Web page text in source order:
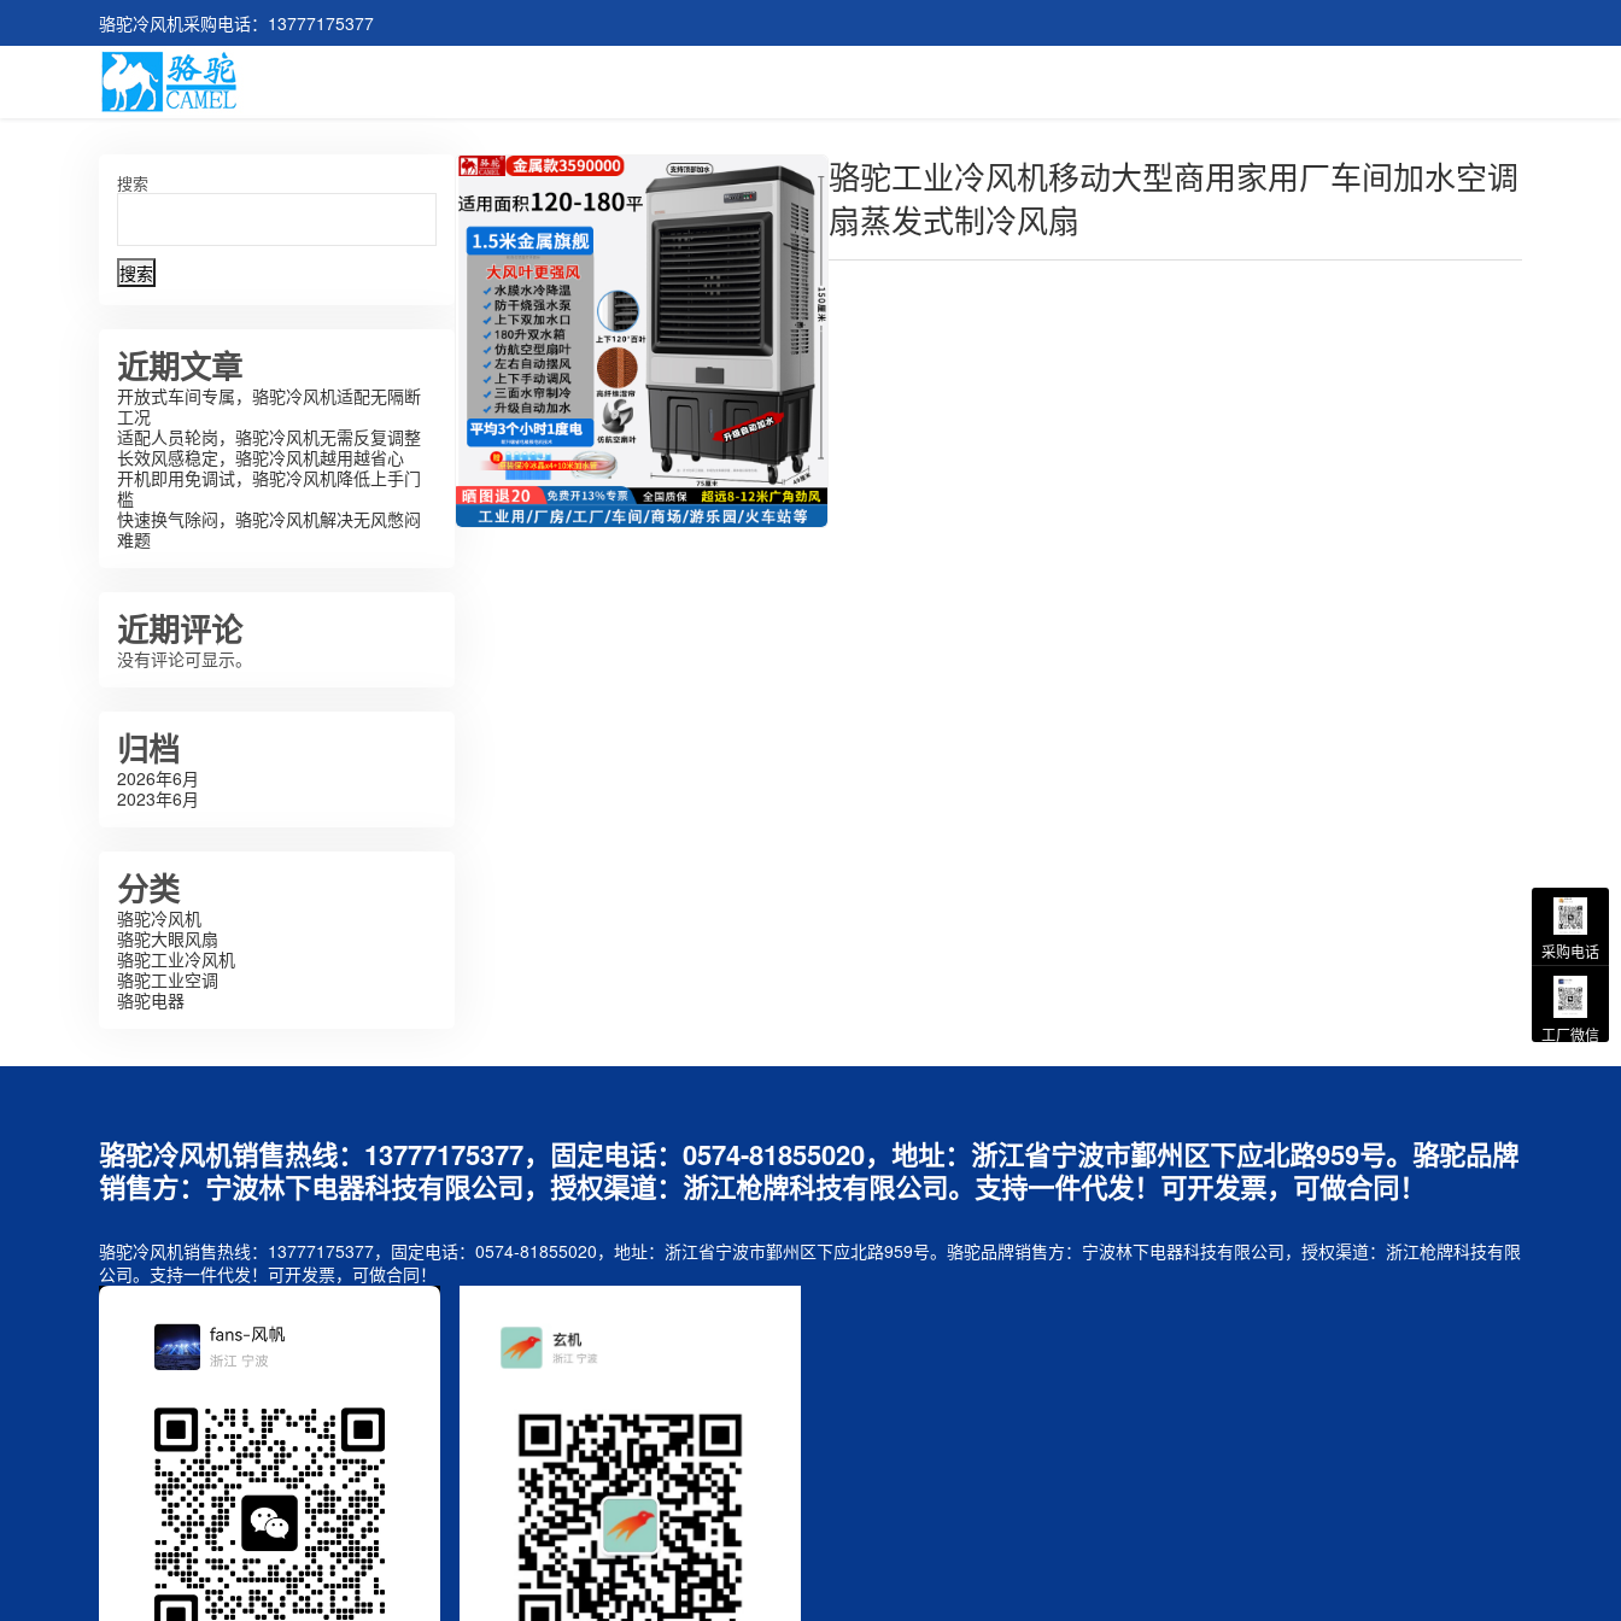
骆驼冷风机采购电话：13777175377
搜索
搜索
近期文章
开放式车间专属，骆驼冷风机适配无隔断
工况
适配人员轮岗，骆驼冷风机无需反复调整
长效风感稳定，骆驼冷风机越用越省心
开机即用免调试，骆驼冷风机降低上手门
槛
快速换气除闷，骆驼冷风机解决无风憋闷
难题
近期评论
没有评论可显示。
归档
2026年6月
2023年6月
分类
骆驼冷风机
骆驼大眼风扇
骆驼工业冷风机
骆驼工业空调
骆驼电器
骆驼工业冷风机移动大型商用家用厂车间加水空调
扇蒸发式制冷风扇
骆驼冷风机销售热线：13777175377，固定电话：0574-81855020，地址：浙江省宁波市鄞州区下应北路959号。骆驼品牌
销售方：宁波林下电器科技有限公司，授权渠道：浙江枪牌科技有限公司。支持一件代发！可开发票，可做合同！
骆驼冷风机销售热线：13777175377，固定电话：0574-81855020，地址：浙江省宁波市鄞州区下应北路959号。骆驼品牌销售方：宁波林下电器科技有限公司，授权渠道：浙江枪牌科技有限
公司。支持一件代发！可开发票，可做合同！
采购电话
工厂微信